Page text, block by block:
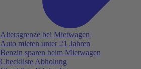
Altersgrenze bei Mietwagen
Auto mieten unter 21 Jahren
Benzin sparen beim Mietwagen
Checkliste Abholung